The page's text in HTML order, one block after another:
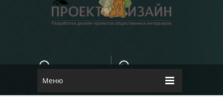
КОНТАКТЫ
E-MAIL
Меню